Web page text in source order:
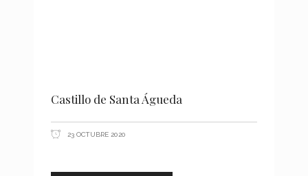
Castillo de Santa Águeda
23 OCTUBRE 2020